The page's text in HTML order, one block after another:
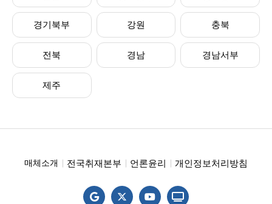
경기북부 강원 충북
전북 경남 경남서부
제주
매체소개 전국취재본부 언론윤리 개인정보처리방침